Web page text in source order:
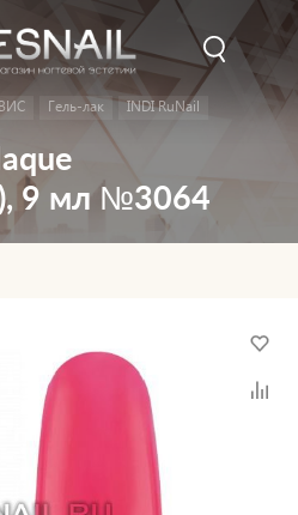
Гель-лак INDI RuNail
9 мл №3064